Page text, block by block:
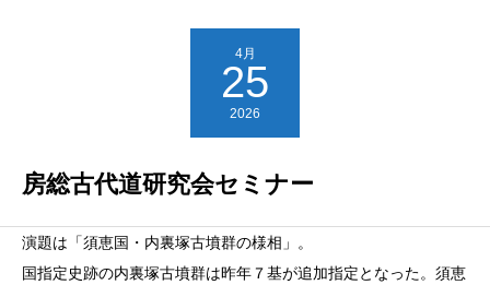
4月
25
2026
房総古代道研究会セミナー
演題は「須恵国・内裏塚古墳群の様相」。
国指定史跡の内裏塚古墳群は昨年７基が追加指定となった。須恵